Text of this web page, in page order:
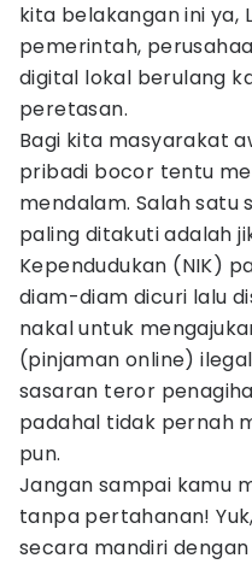
kita belakangan ini ya,
pemerintah,
digital lokal berulang
peretasan.
Bagi kita masyarakat
pribadi bocor tentu
mendalam. Salah
paling ditakuti adalah
Kependudukan (NIK)
diam-diam dicuri lalu
nakal untuk
(pinjaman online)
sasaran teror
padahal tidak pernah
pun.
Jangan sampai kamu
tanpa pertahanan!
secara mandiri